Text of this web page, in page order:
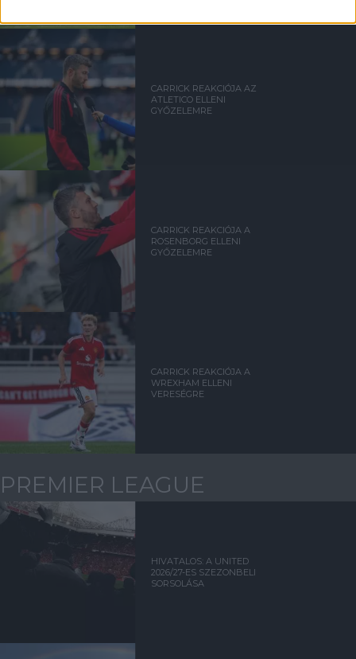
CARRICK REAKCIÓJA AZ
ATLETICO ELLENI
GYŐZELEMRE
CARRICK REAKCIÓJA A
ROSENBORG ELLENI
GYŐZELEMRE
CARRICK REAKCIÓJA A
WREXHAM ELLENI
VERESÉGRE
PREMIER LEAGUE
HIVATALOS: A UNITED
2026/27-ES SZEZONBELI
SORSOLÁSA